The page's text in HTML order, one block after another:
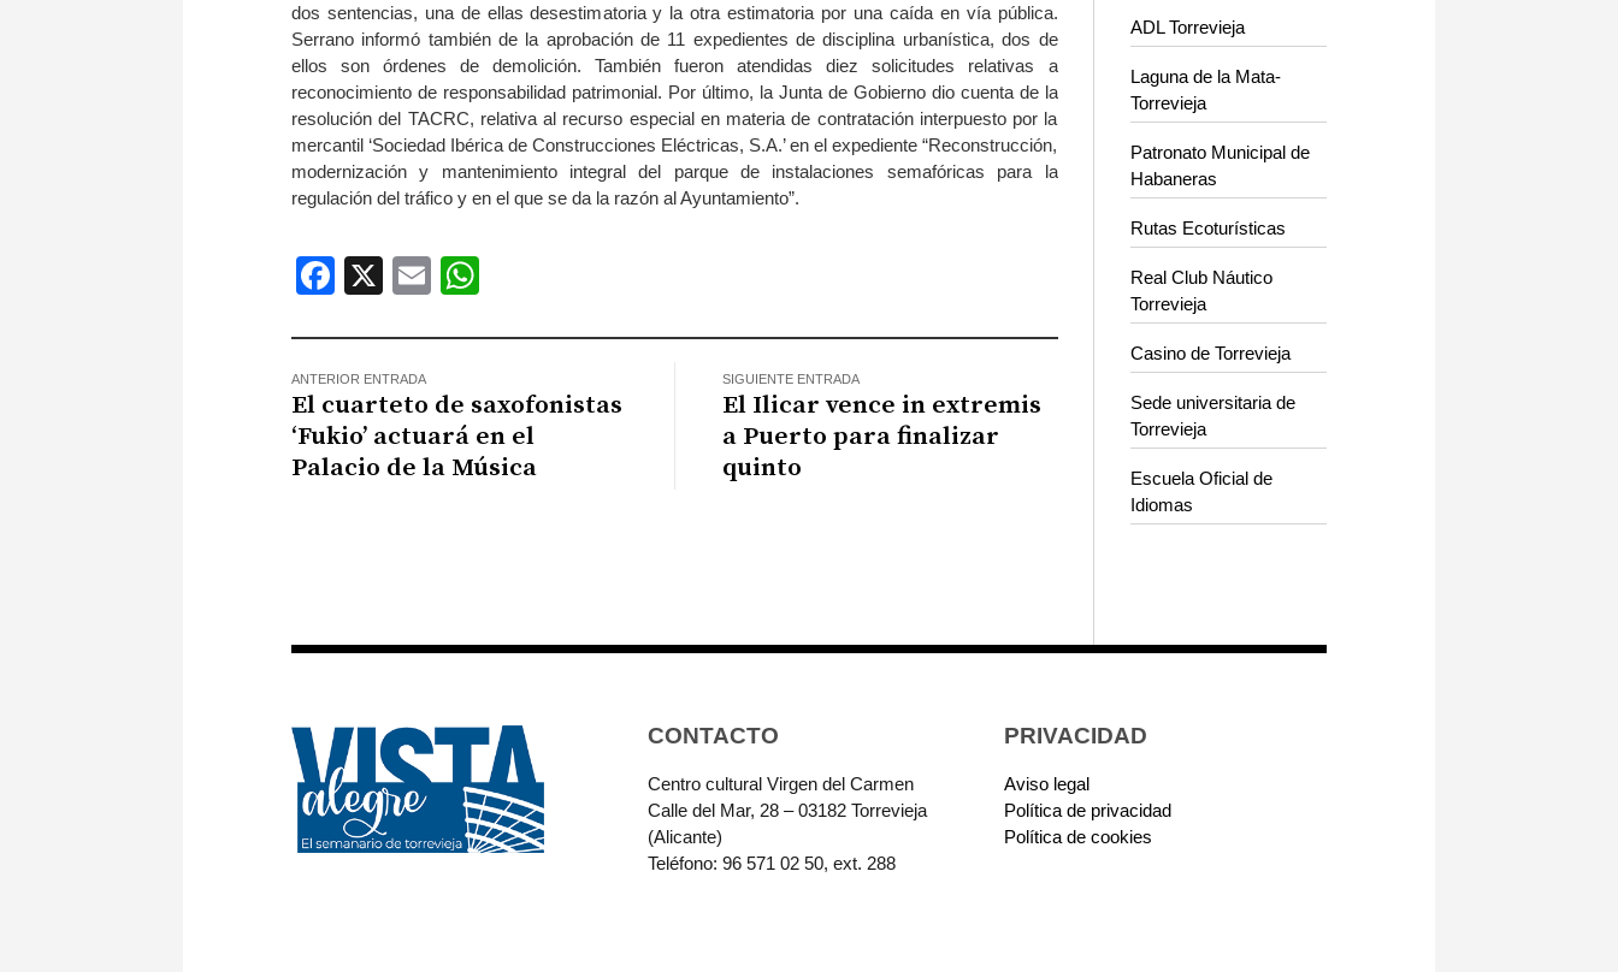
dos sentencias, una de ellas desestimatoria y la otra estimatoria por una caída en vía pública.
Serrano informó también de la aprobación de 11 expedientes de disciplina urbanística, dos de
ellos son órdenes de demolición. También fueron atendidas diez solicitudes relativas a
reconocimiento de responsabilidad patrimonial. Por último, la Junta de Gobierno dio cuenta de la
resolución del TACRC, relativa al recurso especial en materia de contratación interpuesto por la
mercantil ‘Sociedad Ibérica de Construcciones Eléctricas, S.A.’ en el expediente “Reconstrucción,
modernización y mantenimiento integral del parque de instalaciones semafóricas para la
regulación del tráfico y en el que se da la razón al Ayuntamiento”.
Facebook
X Email
ANTERIOR ENTRADA
El cuarteto de saxofonistas
‘Fukio’ actuará en el
Palacio de la Música
SIGUIENTE ENTRADA
El Ilicar vence in extremis
a Puerto para finalizar
quinto
ADL Torrevieja
Laguna de la Mata-
Torrevieja
Patronato Municipal de
Habaneras
Rutas Ecoturísticas
Real Club Náutico
Torrevieja
Casino de Torrevieja
Sede universitaria de
Torrevieja
Escuela Oficial de
Idiomas
CONTACTO
Centro cultural Virgen del Carmen
Calle del Mar, 28 – 03182 Torrevieja
(Alicante)
Teléfono: 96 571 02 50, ext. 288
PRIVACIDAD
Aviso legal
Política de privacidad
Política de cookies